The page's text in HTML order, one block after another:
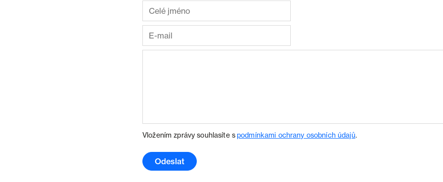
Vložením zprávy souhlasíte spodmínkami ochrany osobních údajů.
Odeslat